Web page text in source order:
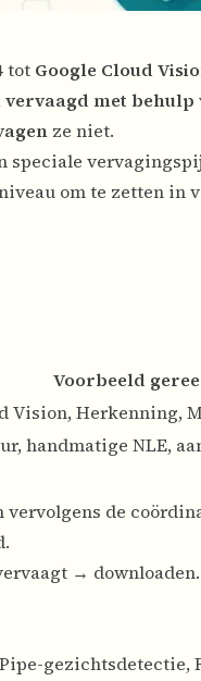
tot Google Cloud
met
ze niet.
speciale
om te zetten in
Voorbeeld
Vision, Herkenning,
handmatige NLE,
de
→ downloaden.
gezichtsdetectie,